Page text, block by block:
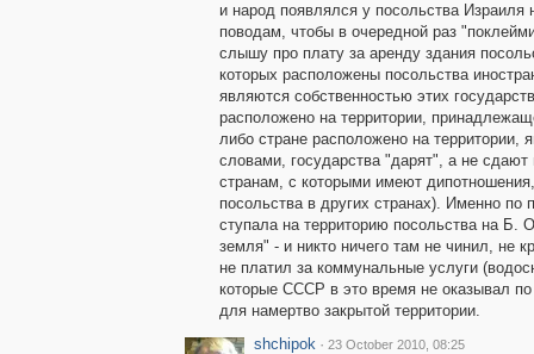
и народ появлялся у посольства
поводам, чтобы в очередной раз
слышу про плату за аренду здания
которых расположены посольства
являются собственностью этих
расположено на территории,
либо стране расположено на
словами, государства "дарят", а не
странам, с которыми имеют
посольства в других странах). Именно по
ступала на территорию посольства на Б.
земля" - и никто ничего там не чинил, не
не платил за коммунальные услуги
которые СССР в это время не оказывал
для намертво закрытой территории.
shchipok · 23 October 2010, 08:25